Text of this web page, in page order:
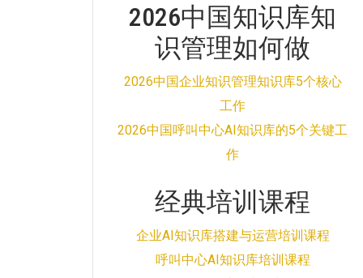
2026中国知识库知
识管理如何做
2026中国企业知识管理知识库5个核心
工作
2026中国呼叫中心AI知识库的5个关键工
作
经典培训课程
企业AI知识库搭建与运营培训课程
呼叫中心AI知识库培训课程